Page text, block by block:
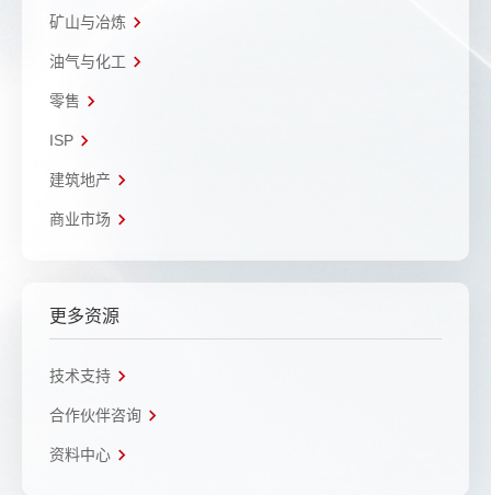
矿山与冶炼
油气与化工
零售
ISP
建筑地产
商业市场
更多资源
技术支持
合作伙伴咨询
资料中心